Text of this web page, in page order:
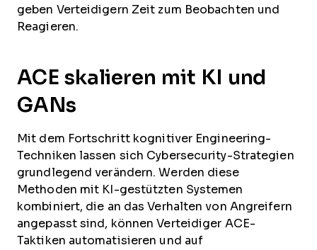
geben Verteidigern Zeit zum Beobachten und
Reagieren.
ACE skalieren mit KI und
GANs
Mit dem Fortschritt kognitiver Engineering-
Techniken lassen sich Cybersecurity-Strategien
grundlegend verändern. Werden diese
Methoden mit KI-gestützten Systemen
kombiniert, die an das Verhalten von Angreifern
angepasst sind, können Verteidiger ACE-
Taktiken automatisieren und auf